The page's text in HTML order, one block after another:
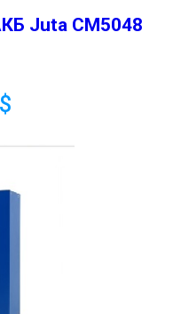
Juta CM5048
$